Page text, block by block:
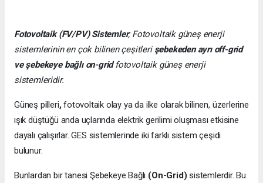
Fotovoltaik (FV/PV) Sistemler; Fotovoltaik güneş enerji
sistemlerinin en çok bilinen çeşitleri şebekeden ayrı off-grid
ve şebekeye bağlı on-gridfotovoltaik güneş enerji
sistemleridir.
Güneş pilleri,fotovoltaik olay ya da ilke olarak bilinen, üzerlerine
ışık düştüğü anda uçlarında elektrik gerilimi oluşması etkisine
dayalı çalışırlar. GES sistemlerinde iki farklı sistem çeşidi
bulunur.
Bunlardan bir tanesi Şebekeye Bağlı (On-Grid) sistemlerdir. Bu